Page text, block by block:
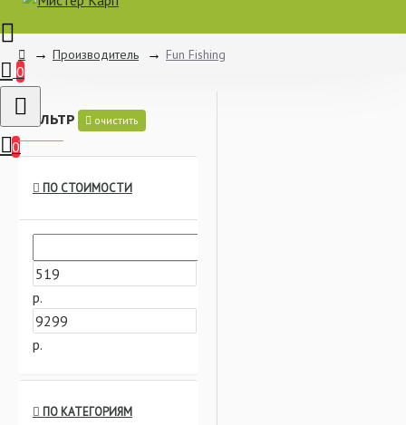
0
0
Производитель Fun Fishing
ФИЛЬТР очистить
ПО СТОИМОСТИ
р.
р.
ПО КАТЕГОРИЯМ